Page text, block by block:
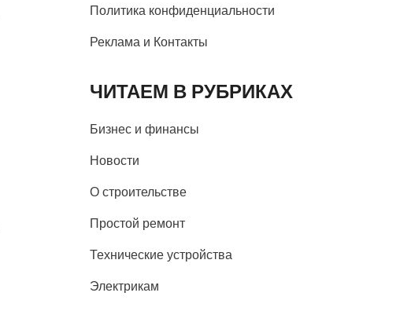
Политика конфиденциальности
Реклама и Контакты
ЧИТАЕМ В РУБРИКАХ
Бизнес и финансы
Новости
О строительстве
Простой ремонт
Технические устройства
Электрикам